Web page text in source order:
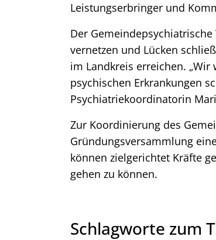
Leistungserbringer und
Der
vernetzen und Lücken
im Landkreis erreichen.
psychischen Erkrankungen
Psychiatriekoordinatorin
Zur Koordinierung des
Gründungsversammlung
können zielgerichtet Kräfte
gehen zu können.
Schlagworte zum